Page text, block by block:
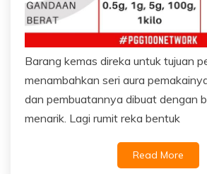
Barang kemas direka untuk tujuan
menambahkan seri aura
dan pembuatannya dibuat dengan
menarik. Lagi rumit reka bentuk
Read More